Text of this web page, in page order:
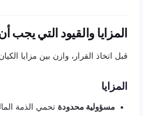
المزايا والقيود التي يجب
قبل اتخاذ القرار، وازن بين مزايا
المزايا
مسؤولية محدودة تحمي الذمة